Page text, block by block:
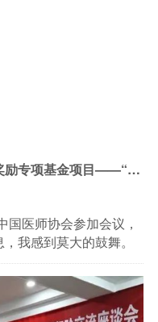
中国医师协会、颈复康乡村医生奖励专项基金项目——“百姓满意的乡村医生推选活动”新闻发布会召开
国医师协会参加会议，
我感到莫大的鼓舞。
。我会更加努力钻研
民服务好，做好村...